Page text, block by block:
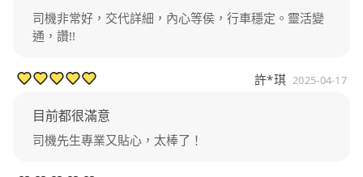
司機非常好，交代詳細，內心等侯，行車穩定。靈活變
通，讚!!
許*琪 2025-04-17
目前都很滿意
司機先生專業又貼心，太棒了！